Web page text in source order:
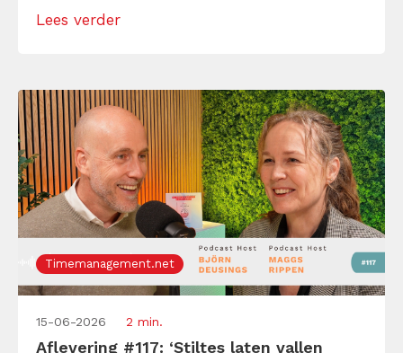
Podcast gaat Björn Deusings in gesprek met
[…]
Lees verder
Timemanagement.net
15-06-2026 2 min.
Aflevering #117: ‘Stiltes laten vallen